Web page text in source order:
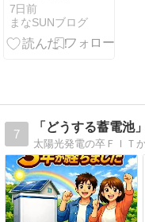
ピ実績と戦略
【263週目】
7日前
まなSUNブログ
7
「どうする蓄電池